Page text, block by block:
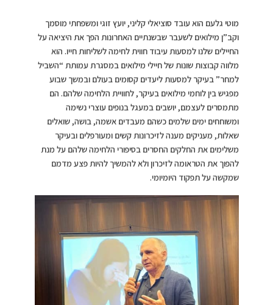
מוטי גלעם הוא עובד סוציאלי קליני, יועץ זוגי ומשפחתי מוסמך
וקב”ן מילואים לשעבר שבשנתיים האחרונות הפך את היציאה על
החיילים שלנו למסעות עיבוד חווית לחימה לשליחות חייו. הוא
מלווה קבוצות שונות של חיילי מילואים במסגרת עמותת “השביל
למחר” בעיקר למסעות ליעדים קסומים בעולם ובמשך שבוע
מפגיש בין לוחמי מילואים בעיקר, לחוויית הלחימה שלהם. הם
מתמסרים לעצמם, יושבים במעגל בנופים עוצרי נשימה
ומשוחחים ימים שלמים כשהם מעבדים אשמה, בושה, שואלים
שאלות, מעניקים מענה לזיכרונות קשים ומעורפלים ובעיקר
משלימים את החלקים החסרים בסיפורי הלחימה שלהם על מנת
להפוך את הטראומה לזיכרון ולא להמשיך להיות פצע מדמם
שמקשה על תפקוד היומיומי.